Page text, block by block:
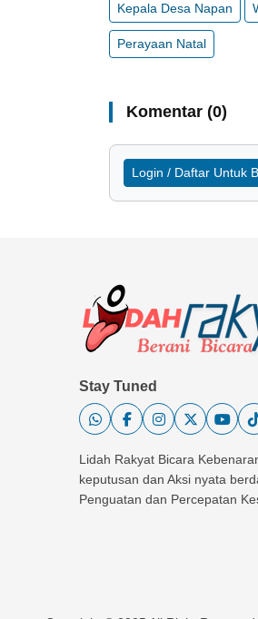
Kepala Desa Napan
Perayaan Natal
Komentar (0)
Login / Daftar Untuk
Stay Tuned
Lidah Rakyat Bicara
keputusan dan Aksi nyata
Penguatan dan Percepatan